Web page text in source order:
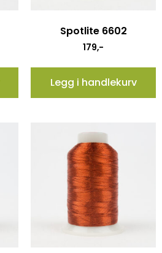
Spotlite 6602
179,-
Legg i handlekurv